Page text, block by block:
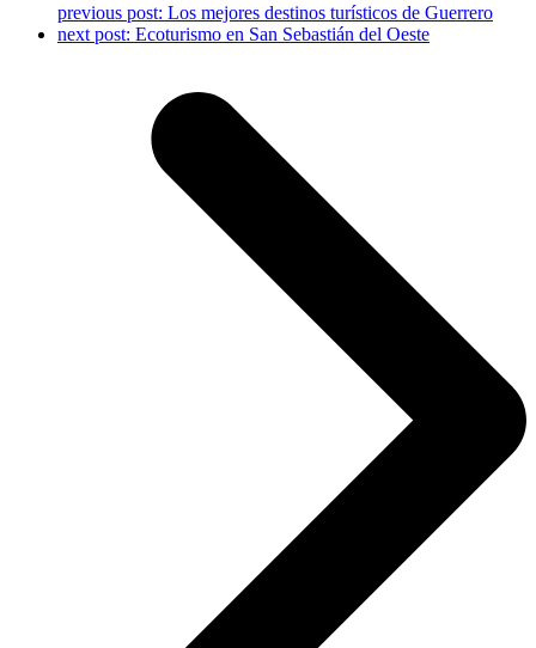
previous post: Los mejores destinos turísticos de Guerrero
next post: Ecoturismo en San Sebastián del Oeste